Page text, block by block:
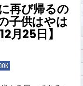
再び帰るの
子供はやは
月25日】